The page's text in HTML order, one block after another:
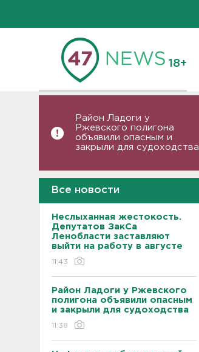
18+
Район Ладоги у
Ржевского полигона
объявили опасным и
закрыли для судоходства
Все новости
Неслыханная жестокость.
Депутатов ЗакСа
Ленобласти заставляют
выйти на работу в августе
11:43
Район Ладоги у Ржевского
полигона объявили опасным
и закрыли для судоходства
11:38